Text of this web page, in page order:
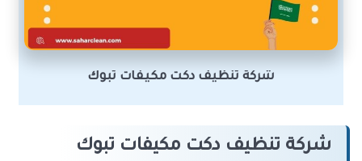
شركة تنظيف دكت مكيفات تبوك
شركة تنظيف دكت مكيفات تبوك